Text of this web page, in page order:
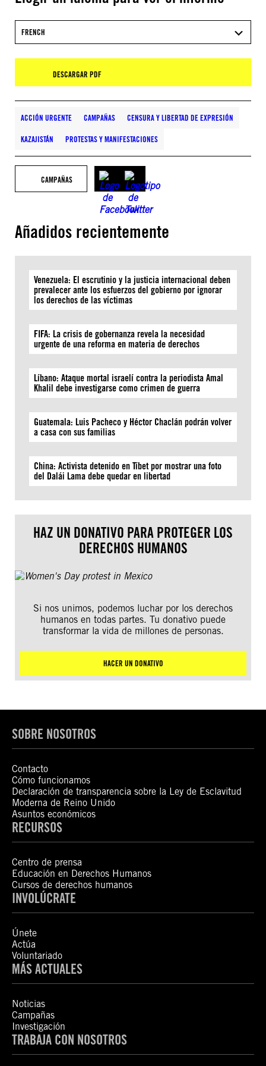
FRENCH
DESCARGAR PDF
ACCIÓN URGENTE CAMPAÑAS CENSURA Y LIBERTAD DE EXPRESIÓN
KAZAJISTÁN PROTESTAS Y MANIFESTACIONES
CAMPAÑAS
Añadidos recientemente
Venezuela: El escrutinio y la justicia internacional deben
prevalecer ante los esfuerzos del gobierno por ignorar
los derechos de las víctimas
FIFA: La crisis de gobernanza revela la necesidad
urgente de una reforma en materia de derechos
Líbano: Ataque mortal israelí contra la periodista Amal
Khalil debe investigarse como crimen de guerra
Guatemala: Luis Pacheco y Héctor Chaclán podrán volver
a casa con sus familias
China: Activista detenido en Tíbet por mostrar una foto
del Dalái Lama debe quedar en libertad
HAZ UN DONATIVO PARA PROTEGER LOS
DERECHOS HUMANOS
Si nos unimos, podemos luchar por los derechos
humanos en todas partes. Tu donativo puede
transformar la vida de millones de personas.
HACER UN DONATIVO
SOBRE NOSOTROS
Contacto
Cómo funcionamos
Declaración de transparencia sobre la Ley de Esclavitud
Moderna de Reino Unido
Asuntos económicos
RECURSOS
Centro de prensa
Educación en Derechos Humanos
Cursos de derechos humanos
INVOLÚCRATE
Únete
Actúa
Voluntariado
MÁS ACTUALES
Noticias
Campañas
Investigación
TRABAJA CON NOSOTROS